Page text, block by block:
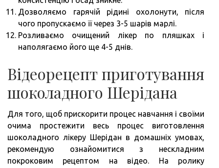
Дозволяємо гарячій рідині охолонути, після
чого пропускаємо її через 3-5 шарів марлі.
Розливаємо очищений лікер по пляшках і
наполягаємо його ще 4-5 днів.
Відеорецепт приготування
шоколадного Шерідана
Для того, щоб прискорити процес навчання і своїми
очима простежити весь процес виготовлення
шоколадного лікеру Шерідан в домашніх умовах,
рекомендую ознайомитися з нескладним
покроковим рецептом на відео. На ролику